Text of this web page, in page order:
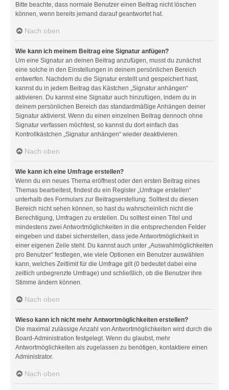
Bitte beachte, dass normale Benutzer einen Beitrag nicht löschen
können, wenn bereits jemand darauf geantwortet hat.
Nach oben
Wie kann ich meinem Beitrag eine Signatur anfügen?
Um eine Signatur an deinen Beitrag anzufügen, musst du zunächst
eine solche in den Einstellungen in deinem persönlichen Bereich
entwerfen. Nachdem du die Signatur erstellt und gespeichert hast,
kannst du in jedem Beitrag das Kästchen „Signatur anhängen“
aktivieren. Du kannst eine Signatur auch hinzufügen, indem du in
deinem persönlichen Bereich das standardmäßige Anhängen deiner
Signatur aktivierst. Wenn du einen einzelnen Beitrag dennoch ohne
Signatur verfassen möchtest, so kannst du dort einfach das
Kontrollkästchen „Signatur anhängen“ wieder deaktivieren.
Nach oben
Wie kann ich eine Umfrage erstellen?
Wenn du ein neues Thema eröffnest oder den ersten Beitrag eines
Themas bearbeitest, findest du ein Register „Umfrage erstellen“
unterhalb des Formulars zur Beitragserstellung. Solltest du diesen
Bereich nicht sehen können, so hast du wahrscheinlich nicht die
Berechtigung, Umfragen zu erstellen. Du solltest einen Titel und
mindestens zwei Antwortmöglichkeiten in die entsprechenden Felder
eingeben und dabei sicherstellen, dass jede Antwortmöglichkeit in
einer eigenen Zeile steht. Du kannst auch unter „Auswahlmöglichkeiten
pro Benutzer“ festlegen, wie viele Optionen ein Benutzer auswählen
kann, welches Zeitlimit für die Umfrage gilt (0 bedeutet dabei eine
zeitlich unbegrenzte Umfrage) und schließlich, ob die Benutzer ihre
Stimme ändern können.
Nach oben
Wieso kann ich nicht mehr Antwortmöglichkeiten erstellen?
Die maximal zulässige Anzahl von Antwortmöglichkeiten wird durch die
Board-Administration festgelegt. Wenn du glaubst, mehr
Antwortmöglichkeiten als zugelassen zu benötigen, kontaktiere einen
Administrator.
Nach oben